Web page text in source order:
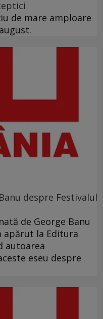
de mare amploare
despre Festivalul
de George Banu
apărut la Editura
autoarea
eseu despre